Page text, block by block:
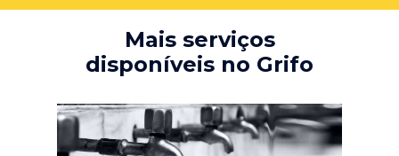
Mais serviços
disponíveis no Grifo